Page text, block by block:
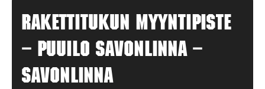
Rakettitukun myyntipiste
– PUUILO SAVONLINNA –
SAVONLINNA